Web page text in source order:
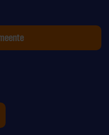
op Instagram
op Youtube
Sporten op